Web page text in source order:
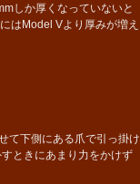
しか厚くなっていないと
はModel Vより厚みが増え
て下側にある爪で引っ掛け
ときにあまり力をかけず